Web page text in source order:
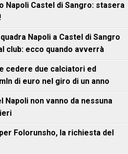
Napoli Castel di Sangro: stasera
Napoli a Castel di Sangro
club: ecco quando avverrà
cedere due calciatori ed
di euro nel giro di un anno
Napoli non vanno da nessuna
Folorunsho, la richiesta del